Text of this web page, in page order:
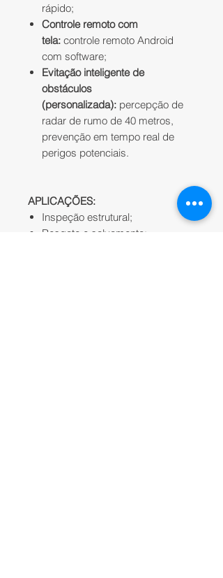
rápido;
Controle remoto com
tela: controle remoto Android
com software;
Evitação inteligente de
obstáculos
(personalizada): percepção de
radar de rumo de 40 metros,
prevenção em tempo real de
perigos potenciais.
APLICAÇÕES:
Inspeção estrutural;
Resgate e salvamento;